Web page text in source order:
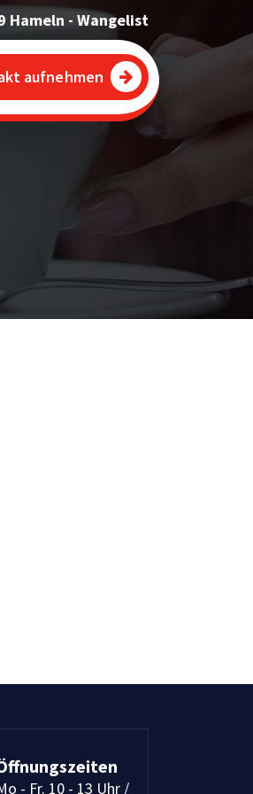
Hameln - Wangelist
aufnehmen
- Fr. 10 - 13 Uhr /